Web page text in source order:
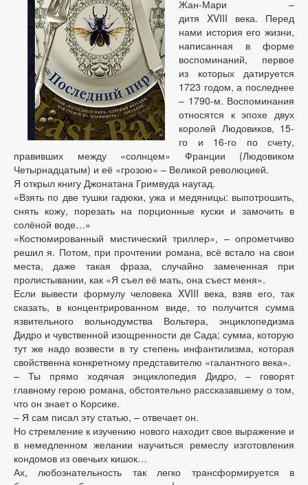
Жан-Мари –
дитя XVIII века. Перед
нами история его жизни,
написанная в форме
воспоминаний, первое
из которых датируется
1723 годом, а последнее
– 1790-м. Воспоминания
относятся к эпохе двух
королей Людовиков, 15-
го и 16-го по счету,
правивших между «солнцем» Франции (Людовиком
Четырнадцатым) и её «грозою» – Великой революцией.
Я открыл книгу Джонатана Гримвуда наугад.
«Взять по две тушки гадюки, ужа и медяницы: выпотрошить,
снять кожу, порезать на порционные куски и замочить в
солёной воде…»
«Костюмированный мистический триллер», – опрометчиво
решил я. Потом, при прочтении романа, всё встало на свои
места, даже такая фраза, случайно замеченная при
пролистывании, как «Я съел её мать, она съест меня».
Если вывести формулу человека XVIII века, взяв его, так
сказать, в концентрированном виде, то получится сумма
язвительного вольнодумства Вольтера, энциклопедизма
Дидро и чувственной изощренности де Сада; сумма, которую
тут же надо возвести в ту степень инфантилизма, которая
свойственна конкретному представителю «галантного века».
– Ты прямо ходячая энциклопедия Дидро, – говорят
главному герою романа, обстоятельно рассказавшему о том,
что он знает о Корсике.
– Я сам писал эту статью, – отвечает он.
Но стремление к изучению нового находит свое выражение и
в немедленном желании научиться ремеслу изготовления
кондомов из овечьих кишок…
Ах, любознательность так легко трансформируется в